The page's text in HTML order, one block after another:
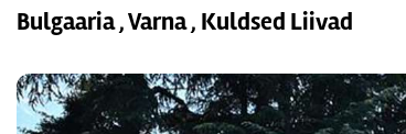
Bulgaaria , Varna , Kuldsed Liivad